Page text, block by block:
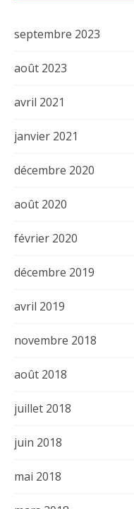
septembre 2023
août 2023
avril 2021
janvier 2021
décembre 2020
août 2020
février 2020
décembre 2019
avril 2019
novembre 2018
août 2018
juillet 2018
juin 2018
mai 2018